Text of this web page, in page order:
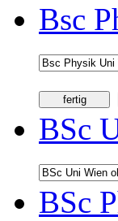
Bsc
BSc
BSc